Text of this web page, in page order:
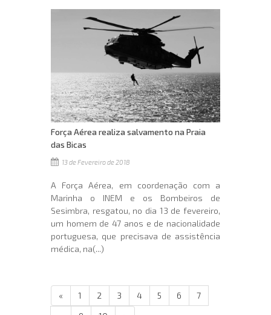
Força Aérea realiza salvamento na Praia
das Bicas
13 de Fevereiro de 2018
A Força Aérea, em coordenação com a
Marinha o INEM e os Bombeiros de
Sesimbra, resgatou, no dia 13 de fevereiro,
um homem de 47 anos e de nacionalidade
portuguesa, que precisava de assistência
médica, na(...)
« 1 2 3 4 5 6
7